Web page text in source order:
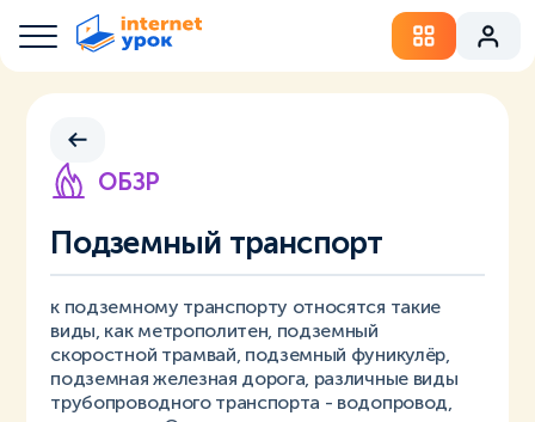
ОБЗР
Подземный транспорт
к подземному транспорту относятся такие
виды, как метрополитен, подземный
скоростной трамвай, подземный фуникулёр,
подземная железная дорога, различные виды
трубопроводного транспорта - водопровод,